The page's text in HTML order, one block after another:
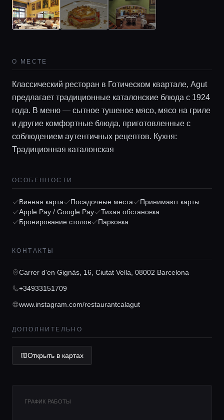
Главная
Локации
Гиды
Консьерж сервис
Lifestyle журнал
О МЕСТЕ
Классический ресторан в Готическом квартале, Agut
предлагает традиционные каталонские блюда с 1924
года. В меню — сытное тушеное мясо, мясо на гриле
и другие комфортные блюда, приготовленные с
соблюдением аутентичных рецептов. Кухня:
Традиционная каталонская
ОСОБЕННОСТИ
Винная карта Посадочные места
Принимают карты
Apple Pay / Google Pay
Тихая обстановка
Бронирование столов
Парковка
КОНТАКТЫ
Carrer d'en Gignàs, 16, Ciutat Vella, 08002 Barcelona
+34933151709
www.instagram.com/restaurantcalagut
ДОПОЛНИТЕЛЬНО
Открыть в картах
ГРАФИК РАБОТЫ